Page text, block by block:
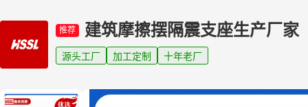
推荐 建筑摩擦摆隔震支座生产厂家
源头工厂 加工定制 十年老厂